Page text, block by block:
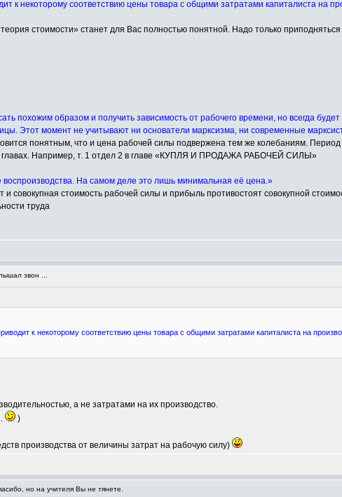
к некоторому соответствию цены товара с общими затратами капиталиста на
стоимости» станет для Вас полностью понятной. Надо только
похожим образом и получить зависимость от рабочего времени, но всегда
Этот момент не учитывают ни основатели марксизма, ни современные
понятным, что и цена рабочей силы подвержена тем же колебаниям.
главах. Например, т. 1 отдел 2 в главе «КУПЛЯ И ПРОДАЖА РАБОЧЕЙ СИЛЫ»
На самом деле это лишь минимальная её цена.»
и совокупная стоимость рабочей силы и прибыль противостоят совокупной
труда
звон ...
к некоторому соответствию цены товара с общими затратами капиталиста на
а не затратами на их производство.
)
производства от величины затрат на рабочую силу)
но на учителя Вы не тянете.